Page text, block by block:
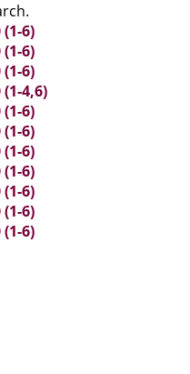
6)
6)
6)
4,6)
6)
6)
6)
6)
6)
6)
6)